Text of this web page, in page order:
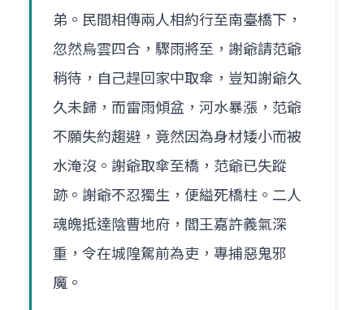
弟。民間相傳兩人相約行至南臺橋下，
忽然烏雲四合，驟雨將至，謝爺請范爺
稍待，自己趕回家中取傘，豈知謝爺久
久未歸，而雷雨傾盆，河水暴漲，范爺
不願失約趨避，竟然因為身材矮小而被
水淹沒。謝爺取傘至橋，范爺已失蹤
跡。謝爺不忍獨生，便縊死橋柱。二人
魂魄抵達陰曹地府，閻王嘉許義氣深
重，令在城隍駕前為吏，專捕惡鬼邪
魔。